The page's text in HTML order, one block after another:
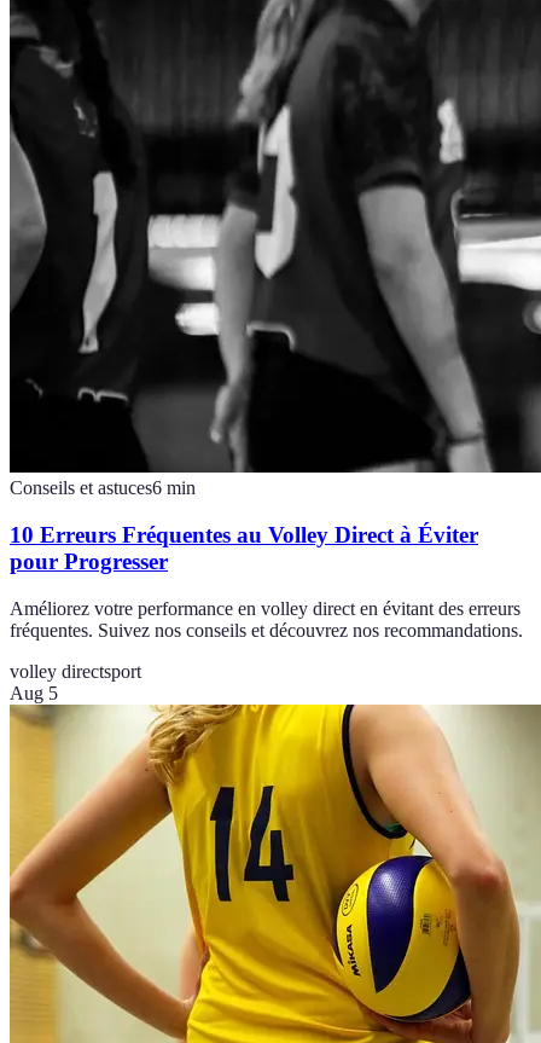
Conseils et astuces6 min
10 Erreurs Fréquentes au Volley Direct à Éviter
pour Progresser
Améliorez votre performance en volley direct en évitant des erreurs
fréquentes. Suivez nos conseils et découvrez nos recommandations.
volley directsport
Aug 5